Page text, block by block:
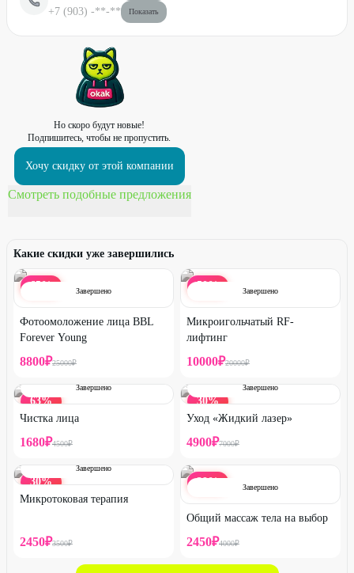
+7 (903) -**-** Показать
Но скоро будут новые!
Подпишитесь, чтобы не пропустить.
Хочу скидку от этой компании
Смотреть подобные предложения
Какие скидки уже завершились
Завершено
65%
Фотоомоложение лица BBL
Forever Young
8800₽25000₽
Завершено
50%
Микроигольчатый RF-
лифтинг
10000₽20000₽
Завершено
63%
Чистка лица
1680₽4500₽
Завершено
30%
Уход «Жидкий лазер»
4900₽7000₽
Завершено
30%
Микротоковая терапия
2450₽3500₽
Завершено
39%
Общий массаж тела на выбор
2450₽4000₽